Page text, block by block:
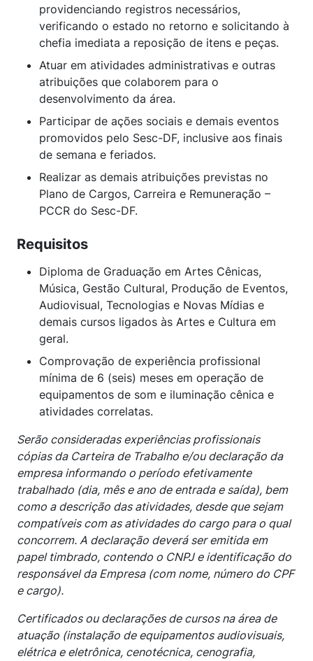
providenciando registros necessários,
verificando o estado no retorno e solicitando à
chefia imediata a reposição de itens e peças.
Atuar em atividades administrativas e outras
atribuições que colaborem para o
desenvolvimento da área.
Participar de ações sociais e demais eventos
promovidos pelo Sesc-DF, inclusive aos finais
de semana e feriados.
Realizar as demais atribuições previstas no
Plano de Cargos, Carreira e Remuneração –
PCCR do Sesc-DF.
Requisitos
Diploma de Graduação em Artes Cênicas,
Música, Gestão Cultural, Produção de Eventos,
Audiovisual, Tecnologias e Novas Mídias e
demais cursos ligados às Artes e Cultura em
geral.
Comprovação de experiência profissional
mínima de 6 (seis) meses em operação de
equipamentos de som e iluminação cênica e
atividades correlatas.
Serão consideradas experiências profissionais
cópias da Carteira de Trabalho e/ou declaração da
empresa informando o período efetivamente
trabalhado (dia, mês e ano de entrada e saída), bem
como a descrição das atividades, desde que sejam
compatíveis com as atividades do cargo para o qual
concorrem. A declaração deverá ser emitida em
papel timbrado, contendo o CNPJ e identificação do
responsável da Empresa (com nome, número do CPF
e cargo).
Certificados ou declarações de cursos na área de
atuação (instalação de equipamentos audiovisuais,
elétrica e eletrônica, cenotécnica, cenografia,